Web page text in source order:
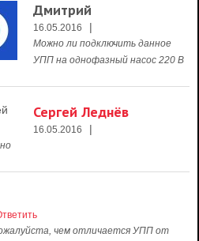
Дмитрий
16.05.2016 |
Можно ли подключить данное
УПП на однофазный насос 220 В
Сергей Леднёв
16.05.2016 |
чем отличается УПП от